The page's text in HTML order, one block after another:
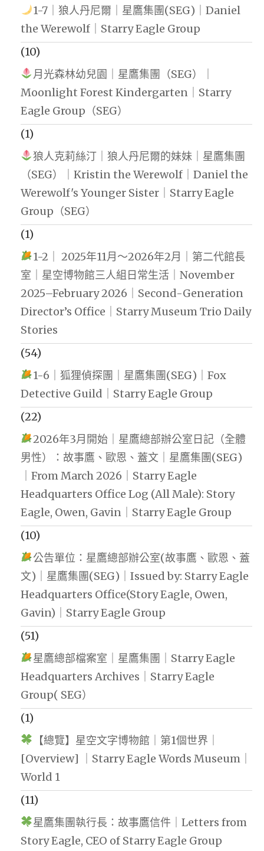
1-7｜狼人丹尼爾｜星鷹集團(SEG)｜Daniel
the Werewolf｜Starry Eagle Group
(10)
月光森林幼兒園｜星鷹集團（SEG）｜
Moonlight Forest Kindergarten｜Starry
Eagle Group（SEG）
(1)
狼人克莉絲汀｜狼人丹尼爾的妹妹｜星鷹集團
（SEG）｜Kristin the Werewolf｜Daniel the
Werewolf's Younger Sister｜Starry Eagle
Group（SEG）
(1)
1-2｜ 2025年11月～2026年2月｜第二代館長
室｜星空博物館三人組日常生活｜November
2025–February 2026｜Second-Generation
Director’s Office｜Starry Museum Trio Daily
Stories
(54)
1-6｜狐狸偵探團｜星鷹集團(SEG)｜Fox
Detective Guild｜Starry Eagle Group
(22)
2026年3月開始｜星鷹總部辦公室日記（全體
男性）：故事鷹、歐恩、蓋文｜星鷹集團(SEG)
｜From March 2026｜Starry Eagle
Headquarters Office Log (All Male): Story
Eagle, Owen, Gavin｜Starry Eagle Group
(10)
公告單位：星鷹總部辦公室(故事鷹、歐恩、蓋
文)｜星鷹集團(SEG)｜Issued by: Starry Eagle
Headquarters Office(Story Eagle, Owen,
Gavin)｜Starry Eagle Group
(51)
星鷹總部檔案室｜星鷹集團｜Starry Eagle
Headquarters Archives｜Starry Eagle
Group( SEG）
(1)
【總覽】星空文字博物館｜第1個世界｜
[Overview] ｜Starry Eagle Words Museum｜
World 1
(11)
星鷹集團執行長：故事鷹信件｜Letters from
Story Eagle, CEO of Starry Eagle Group